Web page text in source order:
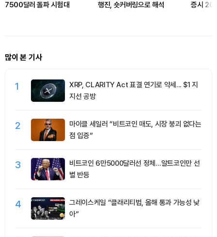
7500달러 돌파 시험대
행진, 숏커버링으로 해석
증시
많이 본 기사
1
XRP, CLARITY Act 표결 연기로 약세... $1 지
지선 공방
2
마이클 세일러 “비트코인 매도, 시장 붕괴 없다는
점 입증”
3
비트코인 6만5000달러선 정체…알트코인만 선
별 반등
4
그레이스케일 “클래리티법, 올해 통과 가능성 낮
아”